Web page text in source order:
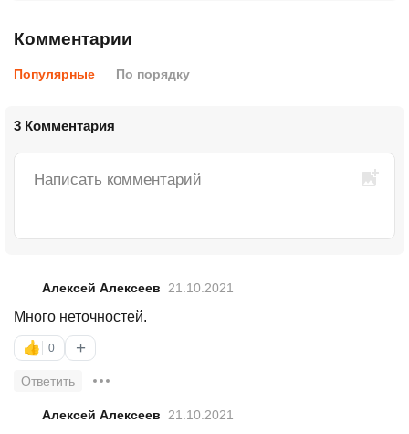
Комментарии
Популярные По порядку
3 Комментария
Алексей Алексеев 21.10.2021
Много неточностей.
👍 0 +
Ответить
Алексей Алексеев 21.10.2021